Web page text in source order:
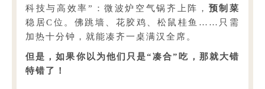
科技与高效率”：微波炉空气锅齐上阵， 预制菜
稳居C位。佛跳墙、花胶鸡、松鼠桂鱼……只需
加热十分钟，就能凑齐一桌满汉全席。
但是，如果你以为他们只是“凑合”吃，那就大错
特错了！